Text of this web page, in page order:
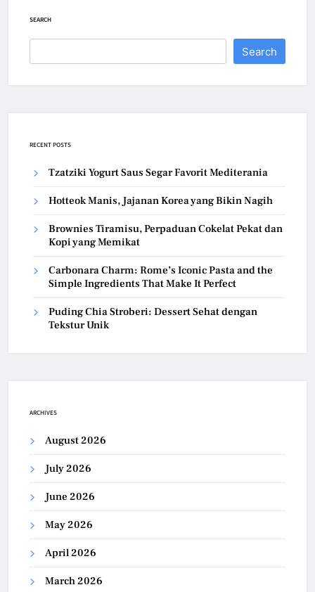
SEARCH
Search
RECENT POSTS
Tzatziki Yogurt Saus Segar Favorit Mediterania
Hotteok Manis, Jajanan Korea yang Bikin Nagih
Brownies Tiramisu, Perpaduan Cokelat Pekat dan
Kopi yang Memikat
Carbonara Charm: Rome’s Iconic Pasta and the
Simple Ingredients That Make It Perfect
Puding Chia Stroberi: Dessert Sehat dengan
Tekstur Unik
ARCHIVES
August 2026
July 2026
June 2026
May 2026
April 2026
March 2026